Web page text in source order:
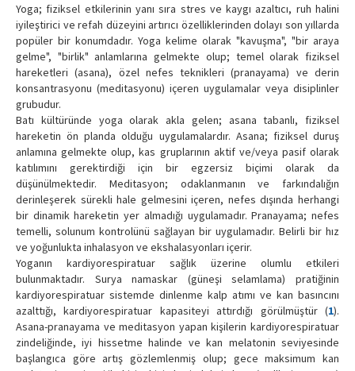
Yoga; fiziksel etkilerinin yanı sıra stres ve kaygı azaltıcı, ruh halini
iyileştirici ve refah düzeyini artırıcı özelliklerinden dolayı son yıllarda
popüler bir konumdadır. Yoga kelime olarak "kavuşma", "bir araya
gelme", "birlik" anlamlarına gelmekte olup; temel olarak fiziksel
hareketleri (asana), özel nefes teknikleri (pranayama) ve derin
konsantrasyonu (meditasyonu) içeren uygulamalar veya disiplinler
grubudur.
Batı kültüründe yoga olarak akla gelen; asana tabanlı, fiziksel
hareketin ön planda olduğu uygulamalardır. Asana; fiziksel duruş
anlamına gelmekte olup, kas gruplarının aktif ve/veya pasif olarak
katılımını gerektirdiği için bir egzersiz biçimi olarak da
düşünülmektedir. Meditasyon; odaklanmanın ve farkındalığın
derinleşerek sürekli hale gelmesini içeren, nefes dışında herhangi
bir dinamik hareketin yer almadığı uygulamadır. Pranayama; nefes
temelli, solunum kontrolünü sağlayan bir uygulamadır. Belirli bir hız
ve yoğunlukta inhalasyon ve ekshalasyonları içerir.
Yoganın kardiyorespiratuar sağlık üzerine olumlu etkileri
bulunmaktadır. Surya namaskar (güneşi selamlama) pratiğinin
kardiyorespiratuar sistemde dinlenme kalp atımı ve kan basıncını
azalttığı, kardiyorespiratuar kapasiteyi attırdığı görülmüştür (1).
Asana-pranayama ve meditasyon yapan kişilerin kardiyorespiratuar
zindeliğinde, iyi hissetme halinde ve kan melatonin seviyesinde
başlangıca göre artış gözlemlenmiş olup; gece maksimum kan